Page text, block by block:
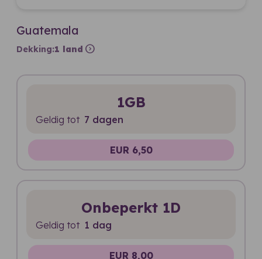
Guatemala
Dekking:1 land expand_circle_right
1GB
Geldig tot 7 dagen
EUR 6,50
Onbeperkt 1D
Geldig tot 1 dag
EUR 8,00